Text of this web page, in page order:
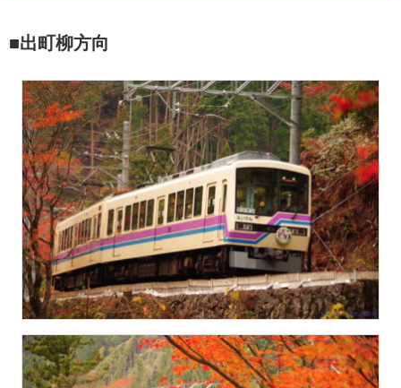
■出町柳方向